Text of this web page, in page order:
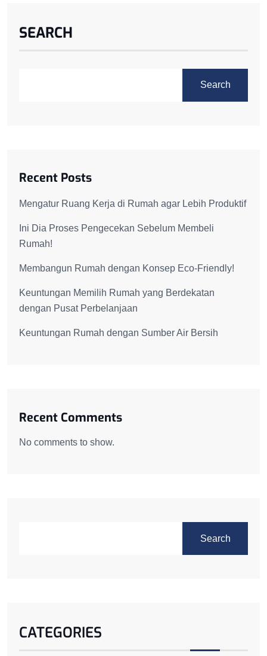
SEARCH
Search
Recent Posts
Mengatur Ruang Kerja di Rumah agar Lebih Produktif
Ini Dia Proses Pengecekan Sebelum Membeli
Rumah!
Membangun Rumah dengan Konsep Eco-Friendly!
Keuntungan Memilih Rumah yang Berdekatan
dengan Pusat Perbelanjaan
Keuntungan Rumah dengan Sumber Air Bersih
Recent Comments
No comments to show.
Search
CATEGORIES